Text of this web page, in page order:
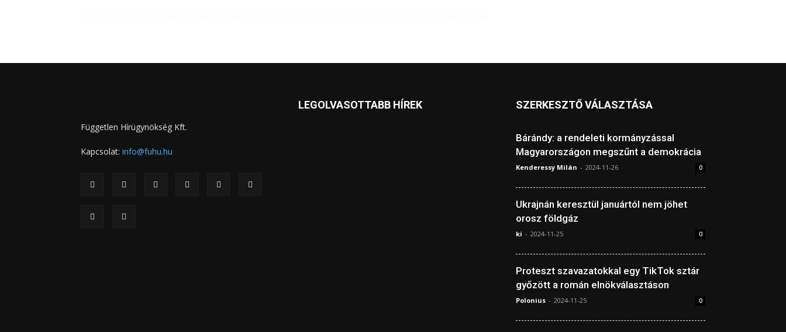
Független Hírügynökség Kft.
Kapcsolat: info@fuhu.hu
LEGOLVASOTTABB HÍREK SZERKESZTŐ VÁLASZTÁSA
Bárándy: a rendeleti kormányzással
Magyarországon megszűnt a demokrácia
Kenderessy Milán - 2024-11-26 0
Ukrajnán keresztül januártól nem jöhet
orosz földgáz
ki - 2024-11-25 0
Proteszt szavazatokkal egy TikTok sztár
győzött a román elnökválasztáson
Polonius - 2024-11-25 0